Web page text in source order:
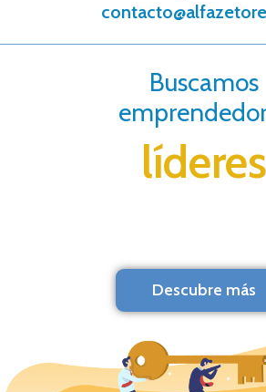
Buscamos
líderes
Descubre más